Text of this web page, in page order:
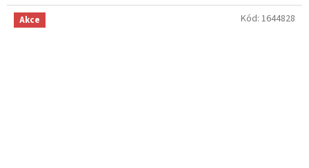
Akce Kód: 1644828